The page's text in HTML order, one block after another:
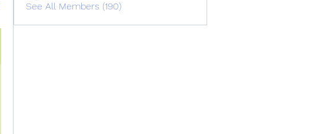
See All Members (190)